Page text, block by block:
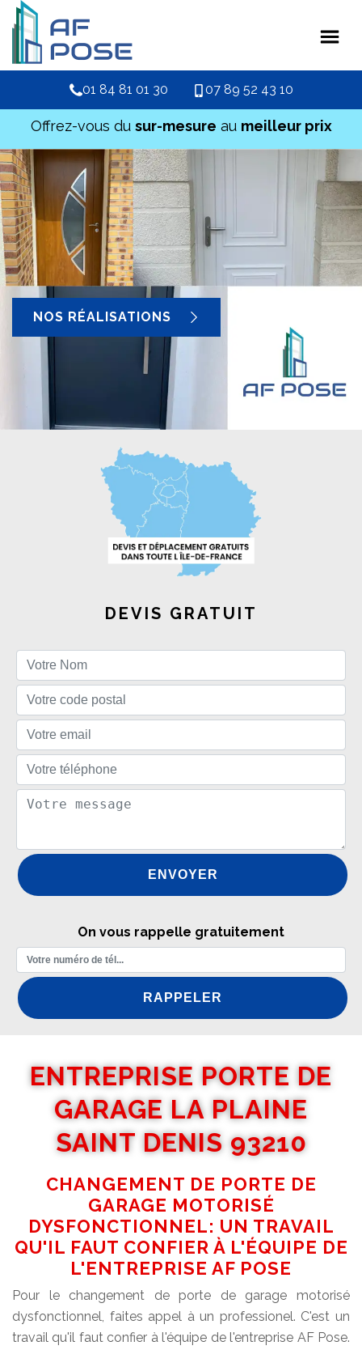
01 84 81 01 30 07 89 52 43 10
Offrez-vous du sur-mesure au meilleur prix
NOS RÉALISATIONS
DEVIS GRATUIT
On vous rappelle gratuitement
ENTREPRISE PORTE DE
GARAGE LA PLAINE
SAINT DENIS 93210
CHANGEMENT DE PORTE DE
GARAGE MOTORISÉ
DYSFONCTIONNEL: UN TRAVAIL
QU'IL FAUT CONFIER À L'ÉQUIPE DE
L'ENTREPRISE AF POSE
Pour le changement de porte de garage motorisé
dysfonctionnel, faites appel à un professionel. C'est un
travail qu'il faut confier à l'équipe de l'entreprise AF Pose.